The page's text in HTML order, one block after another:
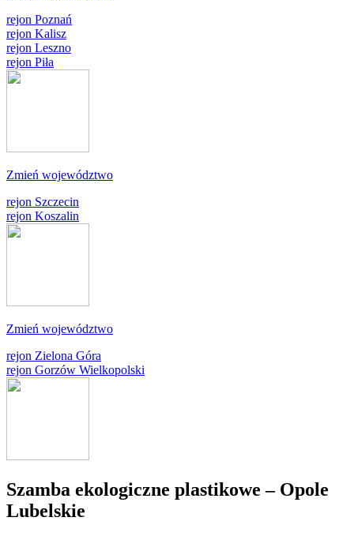
rejon Poznań
rejon Kalisz
rejon Leszno
rejon Piła
Zmień województwo
rejon Szczecin
rejon Koszalin
Zmień województwo
rejon Zielona Góra
rejon Gorzów Wielkopolski
Szamba ekologiczne plastikowe – Opole
Lubelskie